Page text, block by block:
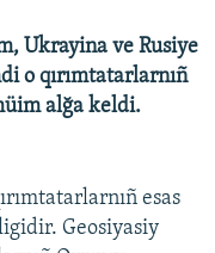
Ukrayina ve Rusiye
o qırımtatarlarnıñ
alğa keldi.
esas
Geosiyasiy